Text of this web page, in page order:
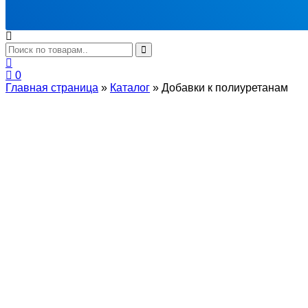
0
Главная страница » Каталог » Добавки к полиуретанам